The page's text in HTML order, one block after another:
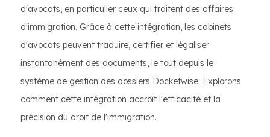
d'avocats, en particulier ceux qui traitent des affaires
d'immigration. Grâce à cette intégration, les cabinets
d'avocats peuvent traduire, certifier et légaliser
instantanément des documents, le tout depuis le
système de gestion des dossiers Docketwise. Explorons
comment cette intégration accroît l'efficacité et la
précision du droit de l'immigration.